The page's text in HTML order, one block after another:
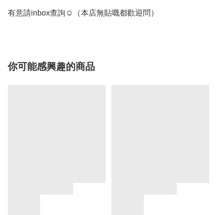
有意請inbox查詢☺️（本店無貼嘅都歡迎問）
你可能感興趣的商品